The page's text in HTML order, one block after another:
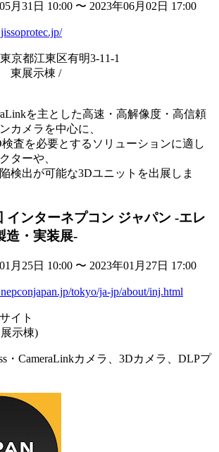
月31日 10:00 〜 2023年06月02日 17:00
京都江東区有明3-11-1
東展示棟 /
を主とした高速・高解像度・高信頼
カメラを中心に、
査を必要とするソリューションに適し
ターや、
検出が可能な3Dユニットを出展しま
インターネプコン ジャパン -エレ
造・実装展-
月25日 10:00 〜 2023年01月27日 17:00
tokyo/ja-jp/about/inj.html
イト
示棟)
・CameraLinkカメラ、3Dカメラ、DLPプ